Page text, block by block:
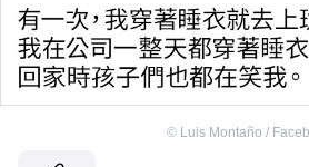
© Luis Montaño /